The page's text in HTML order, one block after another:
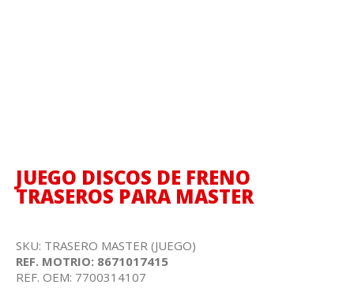
JUEGO DISCOS DE FRENO
TRASEROS PARA MASTER
SKU: TRASERO MASTER (JUEGO)
REF. MOTRIO: 8671017415
REF. OEM: 7700314107